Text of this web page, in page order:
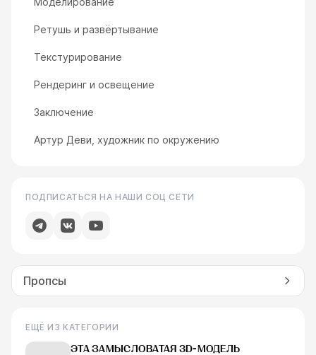
Ретушь и развёртывание
Текстурирование
Рендеринг и освещение
Заключение
Артур Деви, художник по окружению
ПОДПИСАТЬСЯ НА НАШИ СОЦ СЕТИ
Пропсы
ЕЩЁ ИЗ КАТЕГОРИИ
ЭТА ЗАМЫСЛОВАТАЯ 3D-МОДЕЛЬ